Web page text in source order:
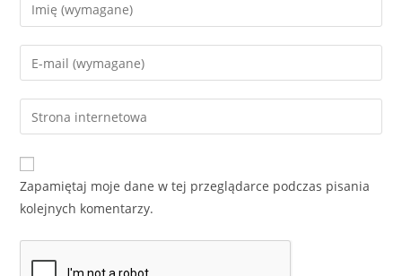
your
name
comment
Enter
your
email
address
comment
Enter
your
website
URL
(optional)
Zapamiętaj moje dane w tej przeglądarce podczas pisania
kolejnych komentarzy.